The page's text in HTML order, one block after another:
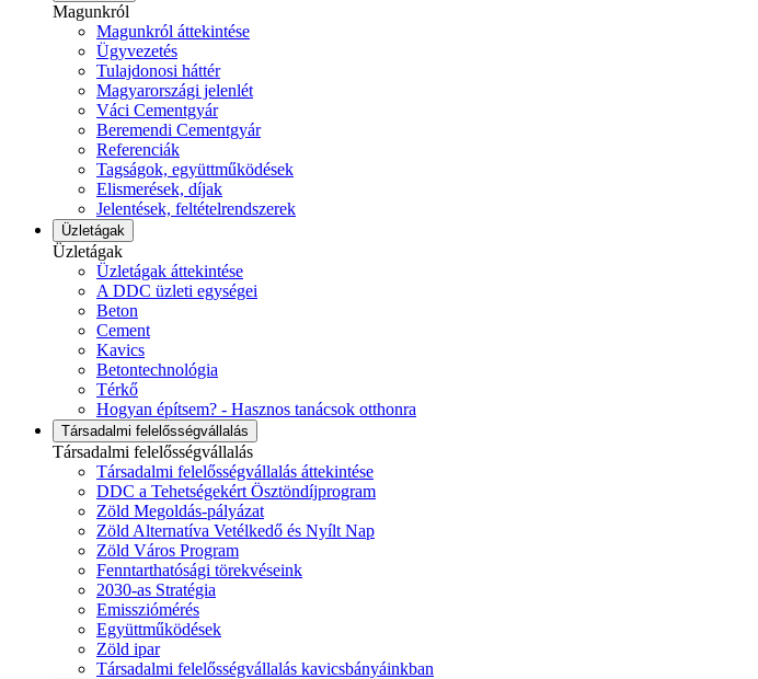
Magunkról
Magunkról áttekintése
Ügyvezetés
Tulajdonosi háttér
Magyarországi jelenlét
Váci Cementgyár
Beremendi Cementgyár
Referenciák
Tagságok, együttműködések
Elismerések, díjak
Jelentések, feltételrendszerek
Üzletágak
Üzletágak
Üzletágak áttekintése
A DDC üzleti egységei
Beton
Cement
Kavics
Betontechnológia
Térkő
Hogyan építsem? - Hasznos tanácsok otthonra
Társadalmi felelősségvállalás
Társadalmi felelősségvállalás
Társadalmi felelősségvállalás áttekintése
DDC a Tehetségekért Ösztöndíjprogram
Zöld Megoldás-pályázat
Zöld Alternatíva Vetélkedő és Nyílt Nap
Zöld Város Program
Fenntarthatósági törekvéseink
2030-as Stratégia
Emissziómérés
Együttműködések
Zöld ipar
Társadalmi felelősségvállalás kavicsbányáinkban